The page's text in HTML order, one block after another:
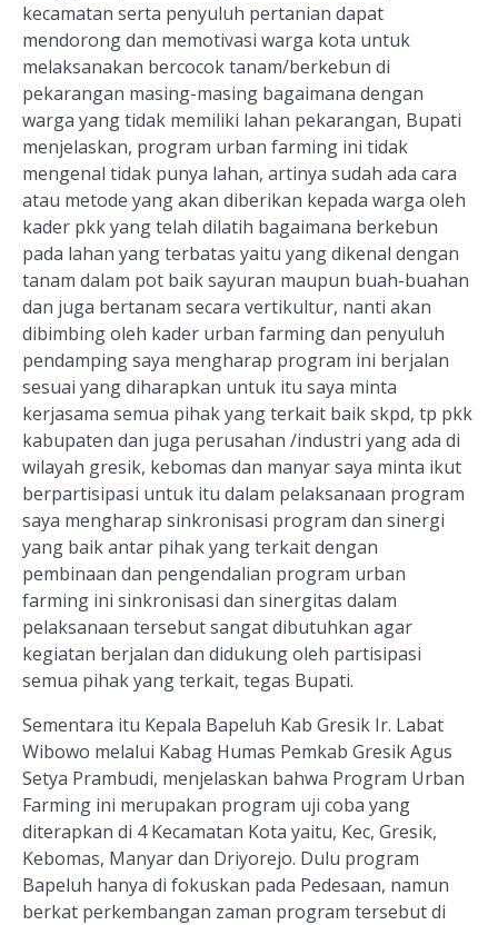
kecamatan serta penyuluh pertanian dapat
mendorong dan memotivasi warga kota untuk
melaksanakan bercocok tanam/berkebun di
pekarangan masing-masing bagaimana dengan
warga yang tidak memiliki lahan pekarangan, Bupati
menjelaskan, program urban farming ini tidak
mengenal tidak punya lahan, artinya sudah ada cara
atau metode yang akan diberikan kepada warga oleh
kader pkk yang telah dilatih bagaimana berkebun
pada lahan yang terbatas yaitu yang dikenal dengan
tanam dalam pot baik sayuran maupun buah-buahan
dan juga bertanam secara vertikultur, nanti akan
dibimbing oleh kader urban farming dan penyuluh
pendamping saya mengharap program ini berjalan
sesuai yang diharapkan untuk itu saya minta
kerjasama semua pihak yang terkait baik skpd, tp pkk
kabupaten dan juga perusahan /industri yang ada di
wilayah gresik, kebomas dan manyar saya minta ikut
berpartisipasi untuk itu dalam pelaksanaan program
saya mengharap sinkronisasi program dan sinergi
yang baik antar pihak yang terkait dengan
pembinaan dan pengendalian program urban
farming ini sinkronisasi dan sinergitas dalam
pelaksanaan tersebut sangat dibutuhkan agar
kegiatan berjalan dan didukung oleh partisipasi
semua pihak yang terkait, tegas Bupati.
Sementara itu Kepala Bapeluh Kab Gresik Ir. Labat
Wibowo melalui Kabag Humas Pemkab Gresik Agus
Setya Prambudi, menjelaskan bahwa Program Urban
Farming ini merupakan program uji coba yang
diterapkan di 4 Kecamatan Kota yaitu, Kec, Gresik,
Kebomas, Manyar dan Driyorejo. Dulu program
Bapeluh hanya di fokuskan pada Pedesaan, namun
berkat perkembangan zaman program tersebut di